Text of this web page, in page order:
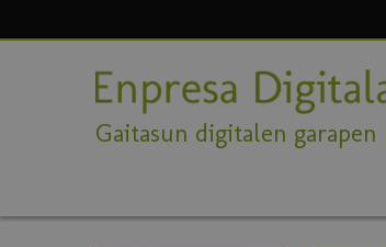
Gaitasun digitalen garapen